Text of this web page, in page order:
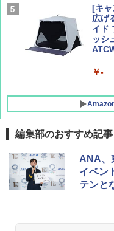
[キャ
広げ
イド
ッシ
￥-
ラソ
防水
き
編集部のおすすめ記事
ANA、
イベン
テンと